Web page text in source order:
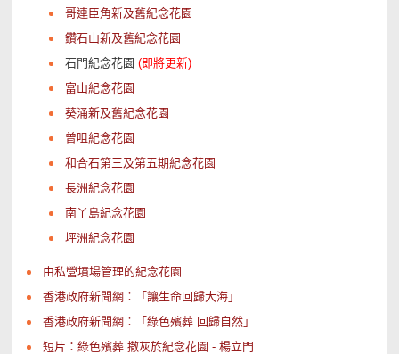
哥連臣角新及舊紀念花園
鑽石山新及舊紀念花園
石門紀念花園(即將更新)
富山紀念花園
葵涌新及舊紀念花園
曾咀紀念花園
和合石第三及第五期紀念花園
長洲紀念花園
南丫島紀念花園
坪洲紀念花園
由私營墳場管理的紀念花園
香港政府新聞網︰「讓生命回歸大海」
香港政府新聞網︰「綠色殯葬 回歸自然」
短片：綠色殯葬 撒灰於紀念花園 - 楊立門